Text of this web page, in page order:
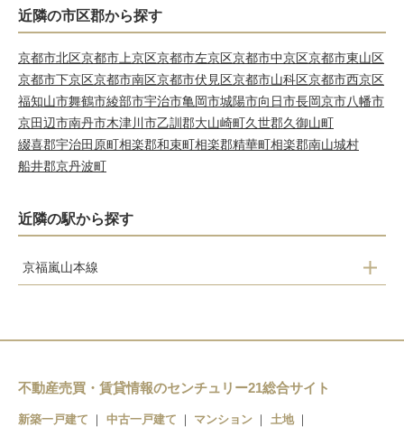
近隣の市区郡から探す
京都市北区京都市上京区京都市左京区京都市中京区京都市東山区
京都市下京区京都市南区京都市伏見区京都市山科区京都市西京区
福知山市舞鶴市綾部市宇治市亀岡市城陽市向日市長岡京市八幡市
京田辺市南丹市木津川市乙訓郡大山崎町久世郡久御山町
綴喜郡宇治田原町相楽郡和束町相楽郡精華町相楽郡南山城村
船井郡京丹波町
近隣の駅から探す
京福嵐山本線
嵐山
不動産売買・賃貸情報のセンチュリー21総合サイト
新築一戸建て 中古一戸建て マンション
土地